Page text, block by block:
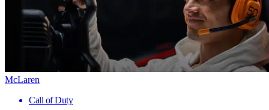
McLaren
Call of Duty